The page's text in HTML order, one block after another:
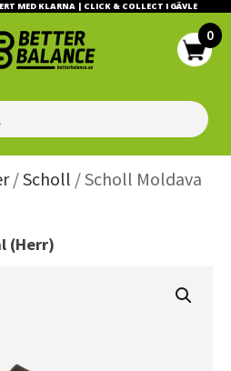
MED KLARNA | CLICK & COLLECT I GÄVLE
/Scholl / Scholl Moldava
(Herr)